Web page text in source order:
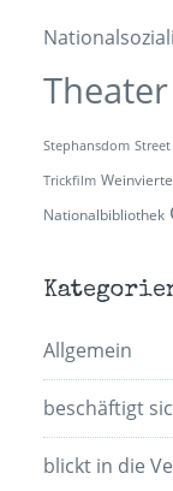
Theater
Stephansdom
Trickfilm
Nationalbibliothek
Allgemein
beschäftigt
blickt in die